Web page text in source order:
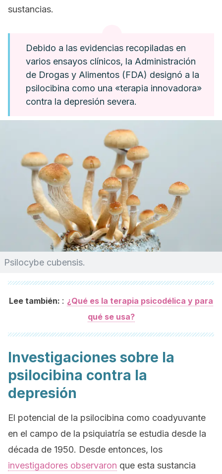
sustancias.
Debido a las evidencias recopiladas en
varios ensayos clínicos, la Administración
de Drogas y Alimentos (FDA) designó a la
psilocibina como una «terapia innovadora»
contra la depresión severa.
Psilocybe cubensis.
Lee también: : ¿Qué es la terapia psicodélica y para
qué se usa?
Investigaciones sobre la
psilocibina contra la
depresión
El potencial de la psilocibina como coadyuvante
en el campo de la psiquiatría se estudia desde la
década de 1950. Desde entonces, los
investigadores observaron que esta sustancia